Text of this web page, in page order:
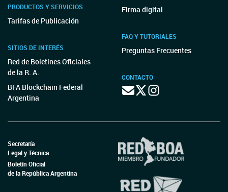
PRODUCTOS Y SERVICIOS
Tarifas de Publicación
SITIOS DE INTERÉS
Red de Boletines Oficiales
de la R. A.
BFA Blockchain Federal
Argentina
Firma digital
FAQ Y TUTORIALES
Preguntas Frecuentes
CONTACTO
Secretaría
Legal y Técnica
Boletín Oficial
de la República Argentina